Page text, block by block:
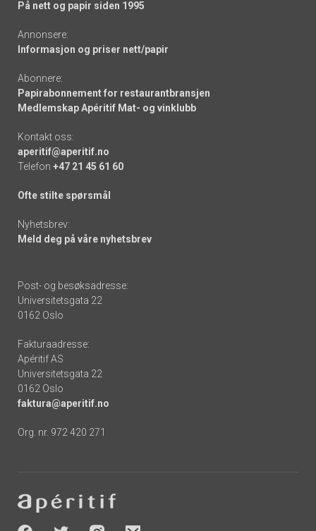
På nett og papir siden 1995
Annonsere:
Informasjon og priser nett/papir
Abonnere:
Papirabonnement for restaurantbransjen
Medlemskap Apéritif Mat- og vinklubb
Kontakt oss:
aperitif@aperitif.no
Telefon +47 21 45 61 60
Ofte stilte spørsmål
Nyhetsbrev:
Meld deg på våre nyhetsbrev
Post- og besøksadresse:
Universitetsgata 22
0162 Oslo
Fakturaadresse:
Apéritif AS
Universitetsgata 22
0162 Oslo
faktura@aperitif.no
Org. nr. 972 420 271
-